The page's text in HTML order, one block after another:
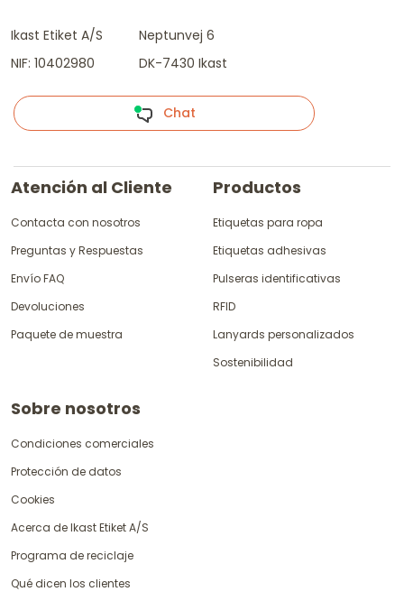
Ikast Etiket A/S
NIF: 10402980
Neptunvej 6
DK-7430 Ikast
Chat
Atención al Cliente
Contacta con nosotros
Preguntas y Respuestas
Envío FAQ
Devoluciones
Paquete de muestra
Productos
Etiquetas para ropa
Etiquetas adhesivas
Pulseras identificativas
RFID
Lanyards personalizados
Sostenibilidad
Sobre nosotros
Condiciones comerciales
Protección de datos
Cookies
Acerca de Ikast Etiket A/S
Programa de reciclaje
Qué dicen los clientes